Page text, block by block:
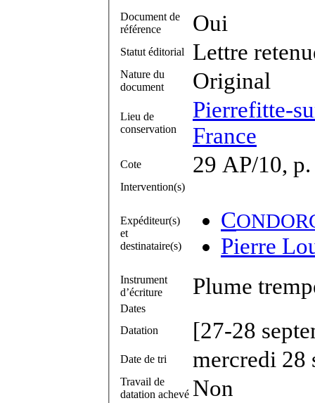
Document de
référence
Oui
Statut éditorial Lettre
Nature du
document
Original
Lieu de
conservation
Pierrefitte-
France
Cote 29 AP/10,
Intervention(s)
Expéditeur(s)
et
destinataire(s)
C
Pierre
Instrument
d’écriture
Plume
Dates
Datation
[27-28
Date de tri mercredi 28
Travail de
datation achevé Non